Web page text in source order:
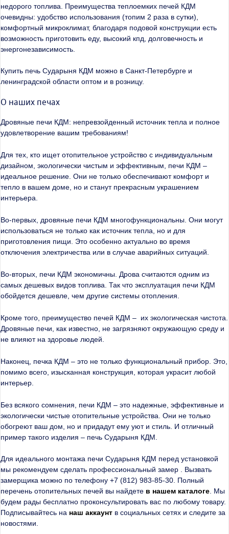
недорого топлива. Преимущества теплоемких печей КДМ
очевидны: удобство использования (топим 2 раза в сутки),
комфортный микроклимат, благодаря подовой конструкции есть
возможность приготовить еду, высокий кпд, долговечность и
энергонезависимость.
Купить печь Сударыня КДМ можно в Санкт-Петербурге и
ленинградской области оптом и в розницу.
О наших печах
Дровяные печи КДМ: непревзойденный источник тепла и полное
удовлетворение вашим требованиям!
Для тех, кто ищет отопительное устройство с индивидуальным
дизайном, экологически чистым и эффективным, печи КДМ –
идеальное решение. Они не только обеспечивают комфорт и
тепло в вашем доме, но и станут прекрасным украшением
интерьера.
Во-первых, дровяные печи КДМ многофункциональны. Они могут
использоваться не только как источник тепла, но и для
приготовления пищи. Это особенно актуально во время
отключения электричества или в случае аварийных ситуаций.
Во-вторых, печи КДМ экономичны. Дрова считаются одним из
самых дешевых видов топлива. Так что эксплуатация печи КДМ
обойдется дешевле, чем другие системы отопления.
Кроме того, преимущество печей КДМ – их экологическая чистота.
Дровяные печи, как известно, не загрязняют окружающую среду и
не влияют на здоровье людей.
Наконец, печка КДМ – это не только функциональный прибор. Это,
помимо всего, изысканная конструкция, которая украсит любой
интерьер.
Без всякого сомнения, печи КДМ – это надежные, эффективные и
экологически чистые отопительные устройства. Они не только
обогреют ваш дом, но и придадут ему уют и стиль. И отличный
пример такого изделия – печь Сударыня КДМ.
Для идеального монтажа печи Сударыня КДМ перед установкой
мы рекомендуем сделать профессиональный замер . Вызвать
замерщика можно по телефону +7 (812) 983-85-30. Полный
перечень отопительных печей вы найдете в нашем каталоге. Мы
будем рады бесплатно проконсультировать вас по любому товару.
Подписывайтесь на наш аккаунт в социальных сетях и следите за
новостями.